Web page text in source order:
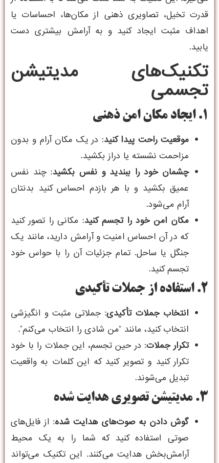
قدرت تخیل، تصاویری ذهنی از مکان‌ها، احساسات یا
اهداف مثبت ایجاد کنید و به آرامش بیشتری دست
یابید.
تکنیک‌های مدیتیشن
تجسمی
1. ایجاد مکان امن ذهنی
موقعیت راحت پیدا کنید: در یک مکان آرام و بدون
مزاحمت نشسته یا دراز بکشید.
چشمان خود را ببندید و نفس بکشید: چند نفس
عمیق بکشید و با هر بازدم احساس کنید بدنتان
آرام می‌شود.
مکان امن خود را تجسم کنید: مکانی را تصور کنید
که در آن احساس امنیت و آرامش دارید، مانند یک
جنگل یا ساحل. تمام جزئیات آن را با حواس خود
تجسم کنید.
2. استفاده از جملات تأکیدی
انتخاب جملات تأکیدی: جملاتی مثبت و انگیزشی
انتخاب کنید، مانند “من شادی را انتخاب می‌کنم”.
تکرار جملات: در حین تجسم، این جملات را با خود
تکرار کنید و تصویر کنید که این کلمات به واقعیت
تبدیل می‌شوند.
3. مدیتیشن تصویری هدایت شده
گوش دادن به صوت‌های هدایت شده: از فایل‌های
صوتی استفاده کنید که شما را به یک محیط
آرامش‌بخش هدایت می‌کنند. این تکنیک می‌تواند